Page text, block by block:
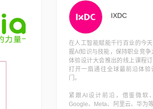
IXDC
在人工智能赋能千行百业的今
握AI知识与技能，保持职业竞争
体验设计大会推出的线上课程
打开一扇通往全球最前沿体验
门。
紧跟AI设计前沿，借鉴微软
Google、Meta、阿里云、华为